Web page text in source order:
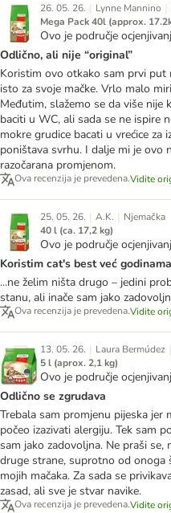
26. 05. 26. | Lynne Mannino |
Mega Pack 40l (approx.
Ovo je područje
Odlično, ali nije “original”
Koristim ovo otkako sam prvi put
isto za svoje mačke. Vrlo malo
Međutim, slažemo se da više nije
baciti u WC, ali sada se ne ispire
mokre grudice bacati u vrećice za
poništava svrhu. I dalje mi je ovo
razočarana promjenom.
Ova recenzija je prevedena.Vidite
25. 05. 26. | A.K. | Njemačka
40 l (ca. 17,2 kg)
Ovo je područje
Koristim cat's best već godinama
...ne želim ništa drugo – jedini
stanu, ali inače sam jako
Ova recenzija je prevedena.Vidite
13. 05. 26. | Laura Bermúdez |
5 l (aprox. 2,1 kg)
Ovo je područje
Odlično se zgrudava
Trebala sam promjenu pijeska
počeo izazivati alergiju. Tek sam
sam jako zadovoljna. Ne praši
druge strane, suprotno od onoga
mojih mačaka. Za sada se
zasad, ali sve je stvar navike.
Ova recenzija je prevedena.Vidite